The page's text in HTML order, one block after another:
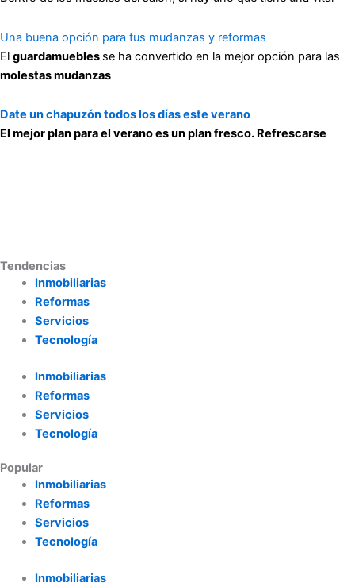
Una buena opción para tus mudanzas y reformas
El guardamuebles se ha convertido en la mejor opción para las
molestas mudanzas
Date un chapuzón todos los días este verano
El mejor plan para el verano es un plan fresco. Refrescarse
Tendencias
Inmobiliarias
Reformas
Servicios
Tecnología
Inmobiliarias
Reformas
Servicios
Tecnología
Popular
Inmobiliarias
Reformas
Servicios
Tecnología
Inmobiliarias